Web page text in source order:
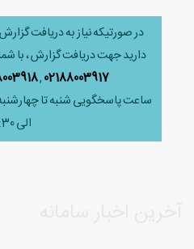
در صورتیکه نیاز به دریافت
دارید جهت دریافت گزارش ، با
02188003917
,
الی 12:30